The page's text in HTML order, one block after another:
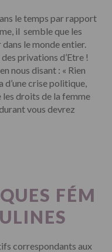
le temps par rapport
il semble que les
le monde entier.
privations d’Etre !
nous disant : « Rien
crise politique,
les droits de la femme
vous devrez
FÉM
correspondants aux